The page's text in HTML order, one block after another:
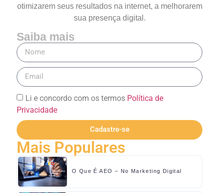
otimizarem seus resultados na internet, a melhorarem
sua presença digital.
Saiba mais
Li e concordo com os termos Política de
Privacidade
Cadastre-se
Mais Populares
O Que É AEO – No Marketing Digital